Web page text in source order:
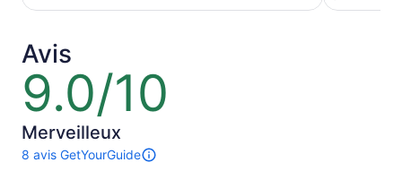
de 245 $ CA.
adulte
par
Avis
9.0/10
9.0
sur
10
Merveilleux
8 avis GetYourGuide
Il